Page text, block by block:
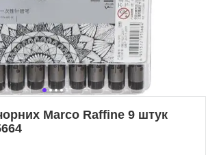
Marco Raffine 9 штук